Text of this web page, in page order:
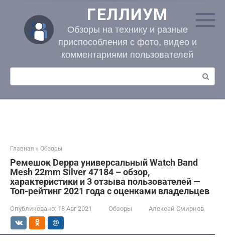
контенту
ГЕЛЛИУМ
Обзоры на технику и разные
приспособления с фото, видео и
комментариями пользователей
Поиск:
Главная » Обзоры
Ремешок Deppa универсальный Watch Band
Mesh 22mm Silver 47184 – обзор,
характеристики и 3 отзыва пользователей —
Топ-рейтинг 2021 года с оценками владельцев
Опубликовано: 18 Авг 2021 Обзоры Алексей Смирнов